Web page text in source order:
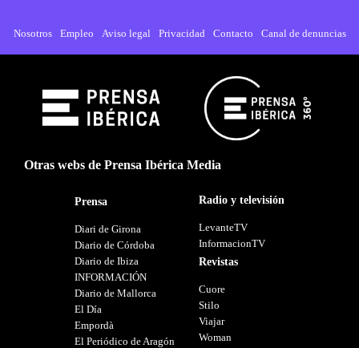
Nosotros Empleo Aviso legal Privacidad Contacto Canal de denuncias
Otras webs de Prensa Ibérica Media
Prensa
Diari de Girona
Diario de Córdoba
Diario de Ibiza
INFORMACIÓN
Diario de Mallorca
El Día
Empordà
El Periódico de Aragón
Radio y televisión
LevanteTV
InformacionTV
Revistas
Cuore
Stilo
Viajar
Woman